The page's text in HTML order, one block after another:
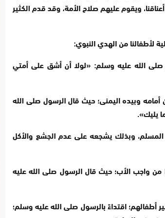
ويقوم عليهم صلاح الأمة، وقد قدم الكثير
لأطفالنا من الهدي النبوي:
صلى الله عليه وسلم: «لولا أن أشق على أمتي
وبيده اليمنى؛ حيث قال الرسول صلى الله
يليك».
وبذلك يشجعه على عدم الجشع والأكل
واجب الأب؛ حيث قال الرسول صلى الله عليه
اقتداءً بالرسول صلى الله عليه وسلم؛